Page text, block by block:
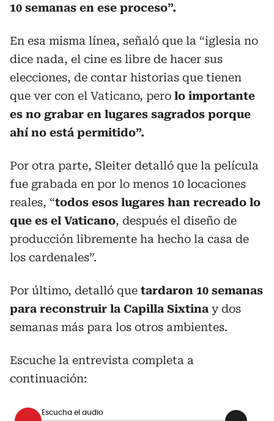
10 semanas en ese proceso”.
En esa misma línea, señaló que la “iglesia no
dice nada, el cine es libre de hacer sus
elecciones, de contar historias que tienen
que ver con el Vaticano, pero lo importante
es no grabar en lugares sagrados porque
ahí no está permitido”.
Por otra parte, Sleiter detalló que la película
fue grabada en por lo menos 10 locaciones
reales, “todos esos lugares han recreado lo
que es el Vaticano, después el diseño de
producción libremente ha hecho la casa de
los cardenales”.
Por último, detalló que tardaron 10 semanas
para reconstruir la Capilla Sixtina y dos
semanas más para los otros ambientes.
Escuche la entrevista completa a
continuación:
Escucha el audio